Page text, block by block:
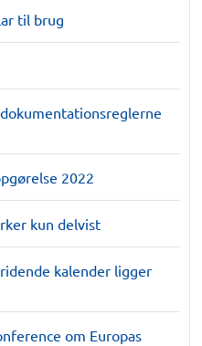
til brug
2022
kun delvist
kalender ligger
om Europas